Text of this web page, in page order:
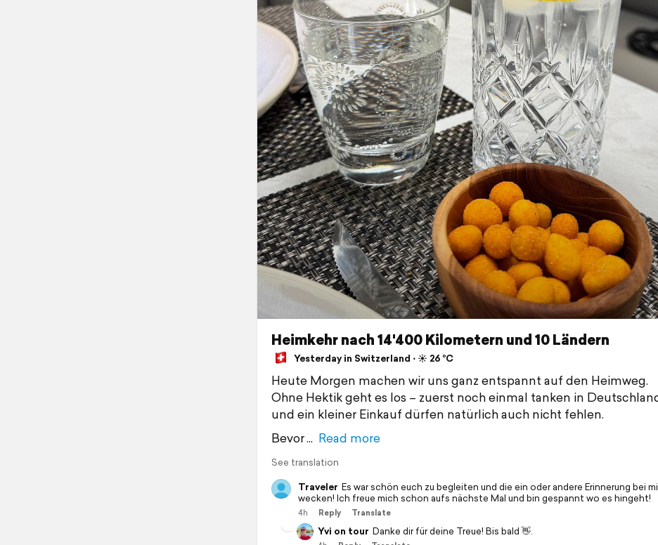
Heimkehr nach 14'400 Kilometern und 10 Ländern
Yesterday in Switzerland ⋅ ☀️ 26 °C
Heute Morgen machen wir uns ganz entspannt auf den Heimweg.
Ohne Hektik geht es los – zuerst noch einmal tanken in
und ein kleiner Einkauf dürfen natürlich auch nicht fehlen.
Bevor
Read more
See translation
Traveler Es war schön euch zu begleiten und die ein oder andere Erinnerung bei
wecken! Ich freue mich schon aufs nächste Mal und bin gespannt wo es hingeht!
4h Reply Translate
Yvi on tour Danke dir für deine Treue! Bis bald 👋.